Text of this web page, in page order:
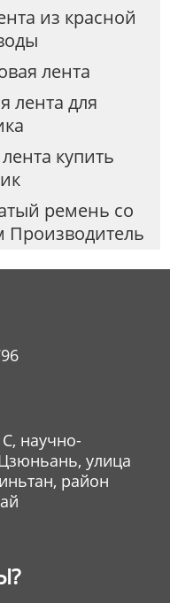
из красной
лента
лента для
купить
ремень со
Производитель
научно-
улица
район